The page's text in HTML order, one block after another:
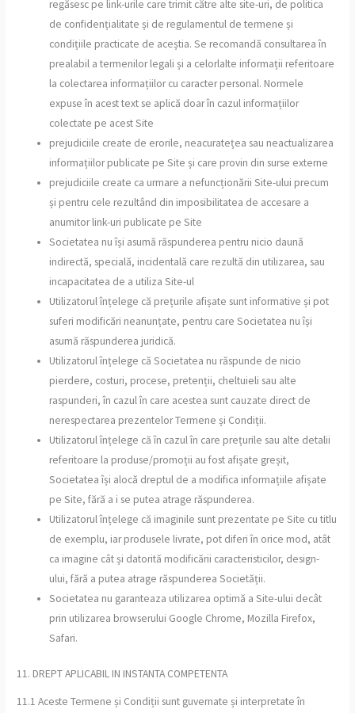
regăsesc pe link-urile care trimit către alte site-uri, de politica
de confidențialitate și de regulamentul de termene și
condițiile practicate de aceștia. Se recomandă consultarea în
prealabil a termenilor legali și a celorlalte informații referitoare
la colectarea informațiilor cu caracter personal. Normele
expuse în acest text se aplică doar în cazul informațiilor
colectate pe acest Site
prejudiciile create de erorile, neacuratețea sau neactualizarea
informațiilor publicate pe Site și care provin din surse externe
prejudiciile create ca urmare a nefuncționării Site-ului precum
și pentru cele rezultând din imposibilitatea de accesare a
anumitor link-uri publicate pe Site
Societatea nu își asumă răspunderea pentru nicio daună
indirectă, specială, incidentală care rezultă din utilizarea, sau
incapacitatea de a utiliza Site-ul
Utilizatorul înțelege că prețurile afișate sunt informative și pot
suferi modificări neanunțate, pentru care Societatea nu își
asumă răspunderea juridică.
Utilizatorul înțelege că Societatea nu răspunde de nicio
pierdere, costuri, procese, pretenții, cheltuieli sau alte
raspunderi, în cazul în care acestea sunt cauzate direct de
nerespectarea prezentelor Termene și Condiții.
Utilizatorul înțelege că în cazul în care prețurile sau alte detalii
referitoare la produse/promoții au fost afișate greșit,
Societatea își alocă dreptul de a modifica informațiile afișate
pe Site, fără a i se putea atrage răspunderea.
Utilizatorul înțelege că imaginile sunt prezentate pe Site cu titlu
de exemplu, iar produsele livrate, pot diferi în orice mod, atât
ca imagine cât și datorită modificării caracteristicilor, design-
ului, fără a putea atrage răspunderea Societății.
Societatea nu garanteaza utilizarea optimă a Site-ului decât
prin utilizarea browserului Google Chrome, Mozilla Firefox,
Safari.
11. DREPT APLICABIL IN INSTANTA COMPETENTA
11.1 Aceste Termene și Condiții sunt guvernate și interpretate în